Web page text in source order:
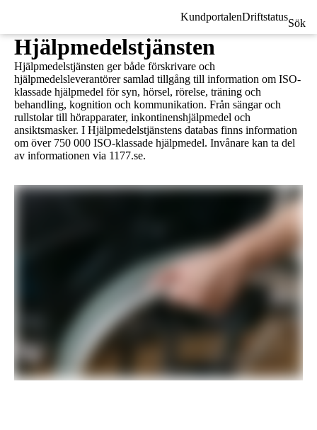
KundportalenDriftstatus
Sök
Hjälpmedelstjänsten
Hjälpmedelstjänsten ger både förskrivare och
hjälpmedelsleverantörer samlad tillgång till information om ISO-
klassade hjälpmedel för syn, hörsel, rörelse, träning och
behandling, kognition och kommunikation. Från sängar och
rullstolar till hörapparater, inkontinenshjälpmedel och
ansiktsmasker. I Hjälpmedelstjänstens databas finns information
om över 750 000 ISO-klassade hjälpmedel. Invånare kan ta del
av informationen via 1177.se.